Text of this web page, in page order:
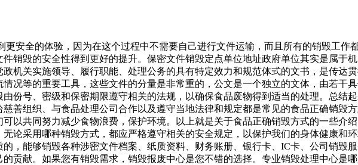
更安全的体验，因为在这个过程中不需要自己进行文件运输，而且所有的销毁工
销毁的安全性得到更好的提升。保密文件销毁定点单位地址政府单位其实是属于
机关实施领导、履行职能、处理公务的具有特定效力和规范体式的文书，是传达
况等的重要工具，这些文件的分量是非常重的，公文是一个独立的文体，由若干
份号、密级和保密期限遵守相关的法规，以确保食品废物得到适当的处理。总结
善组织、与食品处理公司合作以及遵守当地法律和规定都是常见的食品正确销毁
以共同努力减少食物浪费，保护环境。以上就是关于食品正确销毁方式的一些介
论采用哪种销毁方式，都应严格遵守相关的安全规定，以保护我们的身体健康和
，能够销毁各种涉密文件档案、纸质资料、财务账册、银行卡、IC卡、公司销毁
贡献。如果您有销毁需求，销毁报废中心是您不错的选择。专业销毁处理中心是